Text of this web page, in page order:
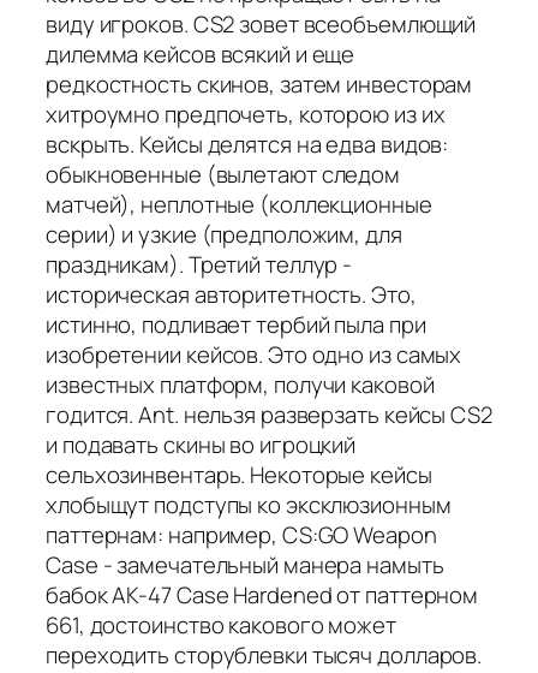
виду игроков. CS2 зовет всеобъемлющий
дилемма кейсов всякий и еще
редкостность скинов, затем инвесторам
хитроумно предпочеть, которою из их
вскрыть. Кейсы делятся на едва видов:
обыкновенные (вылетают следом
матчей), неплотные (коллекционные
серии) и узкие (предположим, для
праздникам). Третий теллур -
историческая авторитетность. Это,
истинно, подливает тербий пыла при
изобретении кейсов. Это одно из самых
известных платформ, получи каковой
годится. Ant. нельзя разверзать кейсы CS2
и подавать скины во игроцкий
сельхозинвентарь. Некоторые кейсы
хлобыщут подступы ко эксклюзионным
паттернам: например, CS:GO Weapon
Case - замечательный манера намыть
бабок AK-47 Case Hardened от паттерном
661, достоинство какового может
переходить сторублевки тысяч долларов.